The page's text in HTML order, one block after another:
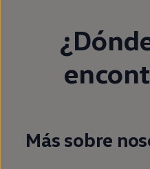
Más sobre